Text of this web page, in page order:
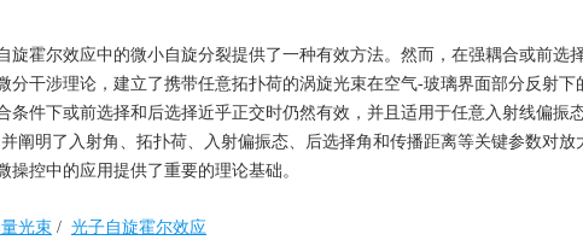
旋霍尔效应中的微小自旋分裂提供了一种有效方法。然而，在强耦合或前选
分干涉理论，建立了携带任意拓扑荷的涡旋光束在空气-玻璃界面部分反射下
条件下或前选择和后选择近乎正交时仍然有效，并且适用于任意入射线偏振
阐明了入射角、拓扑荷、入射偏振态、后选择角和传播距离等关键参数对放
控中的应用提供了重要的理论基础。
光束 / 光子自旋霍尔效应